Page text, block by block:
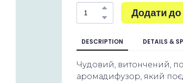
Додати
DESCRIPTION DETAILS &
Чудовий, витончений,
аромадифузор, який